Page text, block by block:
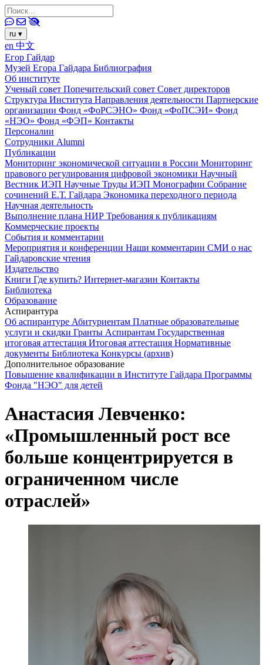
ru ▾
en 中文
Егор Гайдар
Музей Егора Гайдара Библиография
Об институте
Ученый совет Попечительский совет Совет директоров
Структура Института Направления деятельности Партнерские
организации Фонд «ФоРСЭНО» Фонд «ФоПСЭИ» Фонд
«НЭО» Фонд «ФЭП» Контакты
Персоналии
Сотрудники Alumni
Публикации
Мониторинг экономической ситуации в России Мониторинг
правового регулирования цифровой экономики Научный
Вестник ИЭП Научные Труды ИЭП Монографии Собрание
сочинений Е.Т. Гайдара Экономика переходного периода
Научная деятельность
Выполнение плана НИР Требования к публикациям
Коммерческие проекты
События и комментарии
Мероприятия и конференции Наши комментарии СМИ о нас
Гайдаровские чтения
Издательство
Книги Где купить? Интернет-магазин Контакты
Библиотека
Образование
Аспирантура
Об аспирантуре Абитуриентам Платные образовательные
услуги и скидки Гранты Аспирантам Государственная
итоговая аттестация Итоговая аттестация Нормативные
документы Библиотека Конкурсы (архив)
Дополнительное образование
Повышение квалификации в Институте Гайдара Программы
Фонда "НЭО" для детей
Анастасия Левченко:
«Промышленный рост все
больше концентрируется в
ограниченном числе
отраслей»